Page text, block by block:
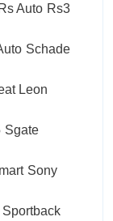
Rs Auto Rs3
Schade
Leon
Sgate
Sony
Sportback